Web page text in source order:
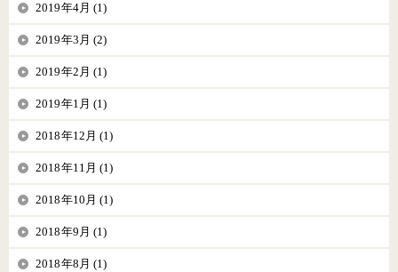
2019年4月 (1)
2019年3月 (2)
2019年2月 (1)
2019年1月 (1)
2018年12月 (1)
2018年11月 (1)
2018年10月 (1)
2018年9月 (1)
2018年8月 (1)